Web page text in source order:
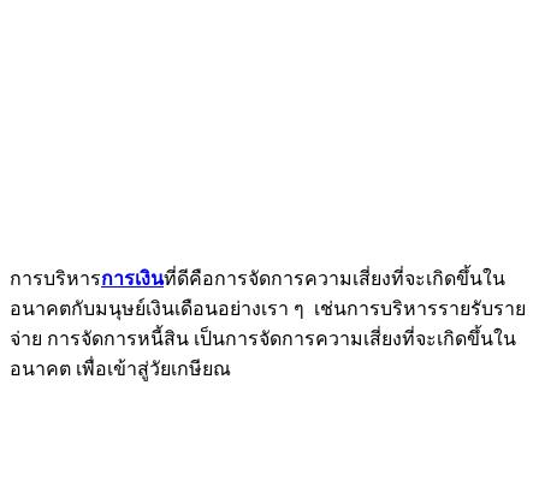
การบริหารการเงินที่ดีคือการจัดการความเสี่ยงที่จะเกิดขึ้นใน
อนาคตกับมนุษย์เงินเดือนอย่างเรา ๆ เช่นการบริหารรายรับราย
จ่าย การจัดการหนี้สิน เป็นการจัดการความเสี่ยงที่จะเกิดขึ้นใน
อนาคต เพื่อเข้าสู่วัยเกษียณ